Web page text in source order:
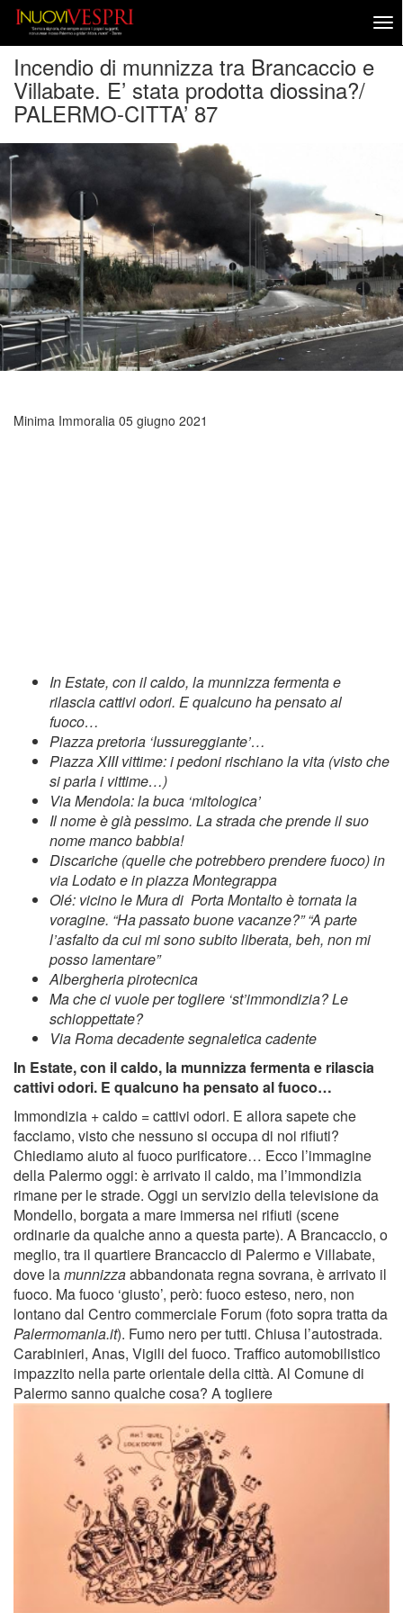
Incendio di munnizza tra Brancaccio e
Villabate. E’ stata prodotta diossina?/
PALERMO-CITTA’ 87
Minima Immoralia 05 giugno 2021
In Estate, con il caldo, la munnizza fermenta e
rilascia cattivi odori. E qualcuno ha pensato al
fuoco…
Piazza pretoria ‘lussureggiante’…
Piazza XIII vittime: i pedoni rischiano la vita (visto che
si parla i vittime…)
Via Mendola: la buca ‘mitologica’
Il nome è già pessimo. La strada che prende il suo
nome manco babbia!
Discariche (quelle che potrebbero prendere fuoco) in
via Lodato e in piazza Montegrappa
Olé: vicino le Mura di Porta Montalto è tornata la
voragine. “Ha passato buone vacanze?” “A parte
l’asfalto da cui mi sono subito liberata, beh, non mi
posso lamentare”
Albergheria pirotecnica
Ma che ci vuole per togliere ‘st’immondizia? Le
schioppettate?
Via Roma decadente segnaletica cadente
In Estate, con il caldo, la munnizza fermenta e rilascia
cattivi odori. E qualcuno ha pensato al fuoco…
Immondizia + caldo = cattivi odori. E allora sapete che
facciamo, visto che nessuno si occupa di noi rifiuti?
Chiediamo aiuto al fuoco purificatore… Ecco l’immagine
della Palermo oggi: è arrivato il caldo, ma l’immondizia
rimane per le strade. Oggi un servizio della televisione da
Mondello, borgata a mare immersa nei rifiuti (scene
ordinarie da qualche anno a questa parte). A Brancaccio, o
meglio, tra il quartiere Brancaccio di Palermo e Villabate,
dove lamunnizzaabbandonata regna sovrana, è arrivato il
fuoco. Ma fuoco ‘giusto’, però: fuoco esteso, nero, non
lontano dal Centro commerciale Forum (foto sopra tratta da
Palermomania.it). Fumo nero per tutti. Chiusa l’autostrada.
Carabinieri, Anas, Vigili del fuoco. Traffico automobilistico
impazzito nella parte orientale della città. Al Comune di
Palermo sanno qualche cosa? A togliere